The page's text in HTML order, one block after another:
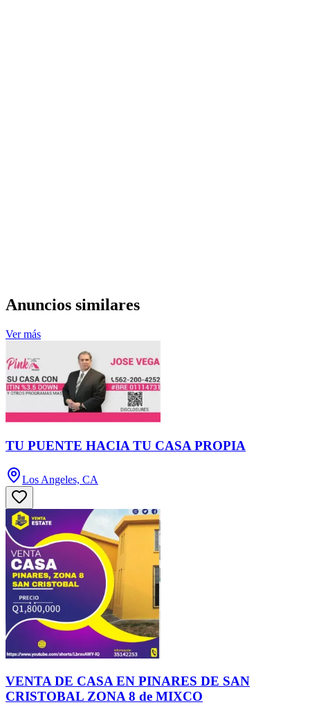
Anuncios similares
Ver más
TU PUENTE HACIA TU CASA PROPIA
Los Angeles, CA
VENTA DE CASA EN PINARES DE SAN
CRISTOBAL ZONA 8 de MIXCO